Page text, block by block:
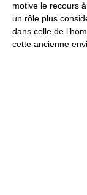
motive le recours
un rôle plus
dans celle de
cette ancienne